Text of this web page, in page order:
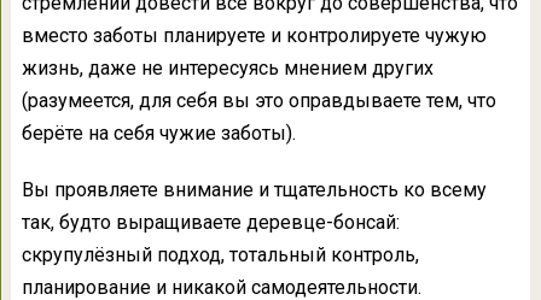
вместо заботы планируете и контролируете чужую
жизнь, даже не интересуясь мнением других
(разумеется, для себя вы это оправдываете тем, что
берёте на себя чужие заботы).
Вы проявляете внимание и тщательность ко всему
так, будто выращиваете деревце-бонсай:
скрупулёзный подход, тотальный контроль,
планирование и никакой самодеятельности.